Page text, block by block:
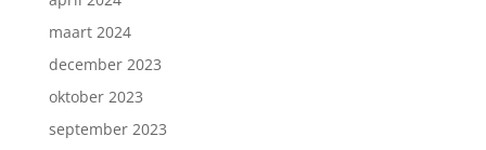
maart 2024
december 2023
oktober 2023
september 2023